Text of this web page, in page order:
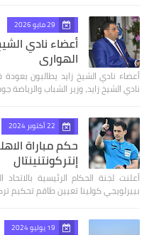
29 مايو 2026
أعضاء نادي
الهواري
أعضاء نادي الشيخ زايد يطالبون
نادي الشيخ زايد، وزير الشباب والرياضة
22 أكتوبر 2024
حكم مباراة
إنتركونتنينتال
أعلنت لجنة الحكام الرئيسية
بييرلويجي كولينا تعيين طاقم تحكيم
19 يوليو 2024